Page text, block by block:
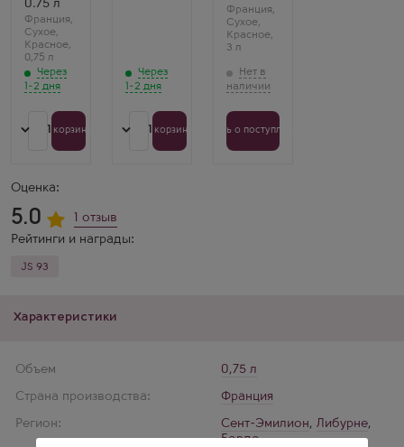
Оценка:
5.0
1 отзыв
Рейтинги и награды:
JS 93
Характеристики
Объем
0,75 л
Страна производства:
Франция
Регион:
Сент-Эмилион,Либурне,
Бордо
0.75 л
Франция,
Сухое,
Красное,
0,75 л
Через
1-2 дня
1В корзину
Через
1-2 дня
1В корзину
Франция,
Сухое,
Красное,
3 л
Узнать о поступлении